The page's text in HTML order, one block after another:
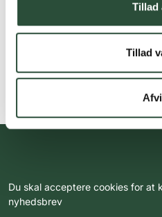
Tillad
Tillad
Du skal acceptere cookies for at
nyhedsbrev